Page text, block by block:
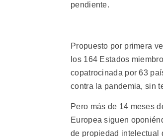
pendiente.
Propuesto por primera
los 164 Estados
copatrocinada por 63
contra la pandemia, sin
Pero más de 14 meses
Europea siguen
de propiedad intelectual